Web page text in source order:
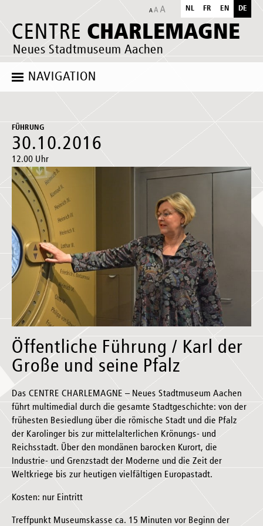
CENTRE CHARLEMAGNE
Neues Stadtmuseum Aachen
NL FR EN DE
NAVIGATION
FÜHRUNG
30.10.2016
12.00 Uhr
Öffentliche Führung / Karl der
Große und seine Pfalz
Das CENTRE CHARLEMAGNE – Neues Stadtmuseum Aachen
führt multimedial durch die gesamte Stadtgeschichte: von der
frühesten Besiedlung über die römische Stadt und die Pfalz
der Karolinger bis zur mittelalterlichen Krönungs- und
Reichsstadt. Über den mondänen barocken Kurort, die
Industrie- und Grenzstadt der Moderne und die Zeit der
Weltkriege bis zur heutigen vielfältigen Europastadt.
Kosten: nur Eintritt
Treffpunkt Museumskasse ca. 15 Minuten vor Beginn der